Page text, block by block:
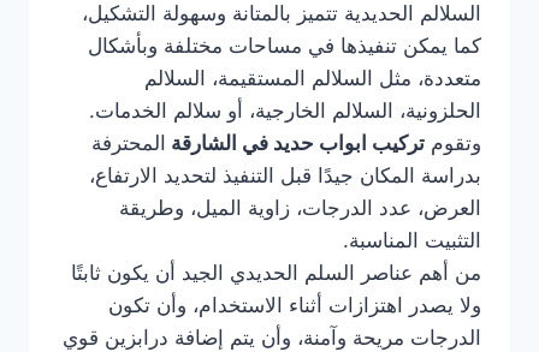
السلالم الحديدية تتميز بالمتانة وسهولة التشكيل،
كما يمكن تنفيذها في مساحات مختلفة وبأشكال
متعددة، مثل السلالم المستقيمة، السلالم
الحلزونية، السلالم الخارجية، أو سلالم الخدمات.
وتقوم تركيب ابواب حديد في الشارقة المحترفة
بدراسة المكان جيدًا قبل التنفيذ لتحديد الارتفاع،
العرض، عدد الدرجات، زاوية الميل، وطريقة
التثبيت المناسبة.
من أهم عناصر السلم الحديدي الجيد أن يكون ثابتًا
ولا يصدر اهتزازات أثناء الاستخدام، وأن تكون
الدرجات مريحة وآمنة، وأن يتم إضافة درابزين قوي